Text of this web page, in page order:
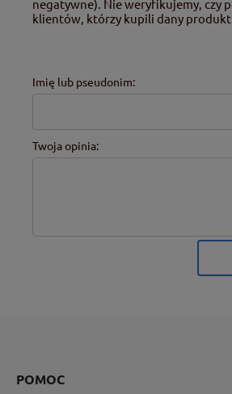
negatywne). Nie weryfikujemy, czy
klientów, którzy kupili dany
Imię lub pseudonim:
Twoja opinia:
POMOC